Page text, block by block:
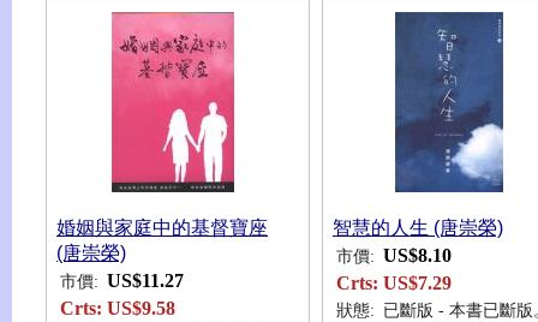
婚姻與家庭中的基督寶座
(唐崇榮)
市價: US$11.27
Crts: US$9.58
智慧的人生 (唐崇榮)
市價: US$8.10
Crts: US$7.29
狀態: 已斷版 - 本書已斷版